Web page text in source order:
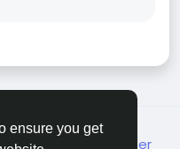
ensure you get
Us Support Center